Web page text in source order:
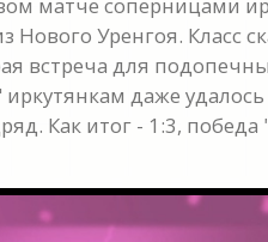
матче соперницами
Уренгоя. Класс
встреча для
даже
Как итог - 1:3,